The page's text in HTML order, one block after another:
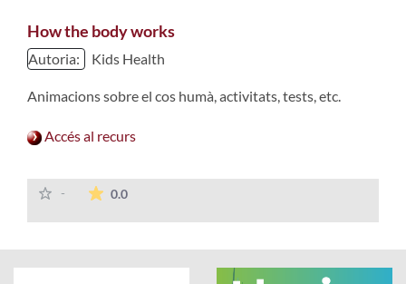
How the body works
Autoria: Kids Health
Animacions sobre el cos humà, activitats, tests, etc.
Accés al recurs
- 0.0La mitjana de les valoracions és de 0 estrelles